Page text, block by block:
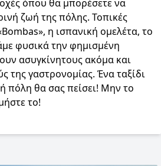
όπου θα μπορέσετε να
ζωή της πόλης. Τοπικές
η ισπανική ομελέτα, το
φυσικά την φημισμένη
ασυγκίνητους ακόμα και
της γαστρονομίας. Ένα ταξίδι
πόλη θα σας πείσει! Μην το
το!